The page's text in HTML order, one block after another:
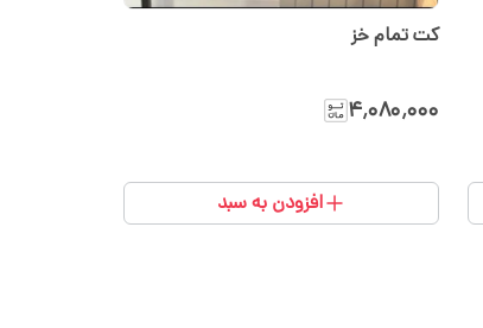
کت تمام خز
۴٬۰۸۰٬۰۰۰
افزودن به سبد